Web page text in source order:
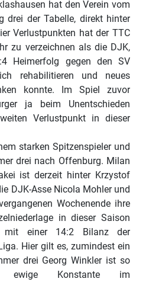
hat den Verein vom
drei der Tabelle, direkt hinter
Verlustpunkten hat der TTC
zu verzeichnen als die DJK,
Heimerfolg gegen den SV
rehabilitieren und neues
konnte. Im Spiel zuvor
ja beim Unentschieden
Verlustpunkt in dieser
starken Spitzenspieler und
drei nach Offenburg. Milan
ist derzeit hinter Krzystof
DJK-Asse Nicola Mohler und
Wochenende ihre
in dieser Saison
mit einer 14:2 Bilanz der
Hier gilt es, zumindest ein
drei Georg Winkler ist so
Konstante im